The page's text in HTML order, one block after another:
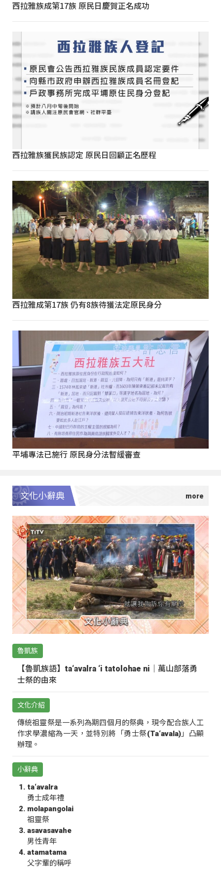
西拉雅族成第17族 原民日慶賀正名成功
西拉雅族獲民族認定 原民日回顧正名歷程
西拉雅成第17族 仍有8族待獲法定原民身分
平埔專法已施行 原民身分法暫緩審查
文化小辭典
魯凱族
【魯凱族語】ta‘avalra ‘i tatolohae ni｜萬山部落勇
士祭的由來
文化介紹
傳統祖靈祭是一系列為期四個月的祭典，現今配合族人工
作求學濃縮為一天，並特別將「勇士祭(Ta‘avala)」凸顯
辦理。
小辭典
ta‘avalra
勇士成年禮
molapangolai
祖靈祭
asavasavahe
男性青年
atamatama
父字輩的稱呼